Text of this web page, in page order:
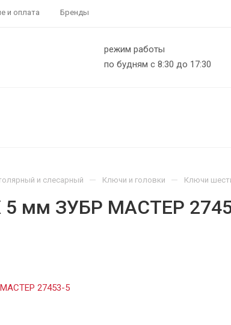
и оплата Бренды
режим работы
по будням с 8:30 до 17:30
и слесарный — Ключи и головки — Ключи
5 мм ЗУБР МАСТЕР